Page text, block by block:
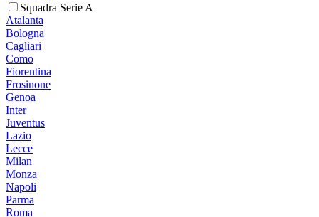
Squadra Serie A
Atalanta
Bologna
Cagliari
Como
Fiorentina
Frosinone
Genoa
Inter
Juventus
Lazio
Lecce
Milan
Monza
Napoli
Parma
Roma